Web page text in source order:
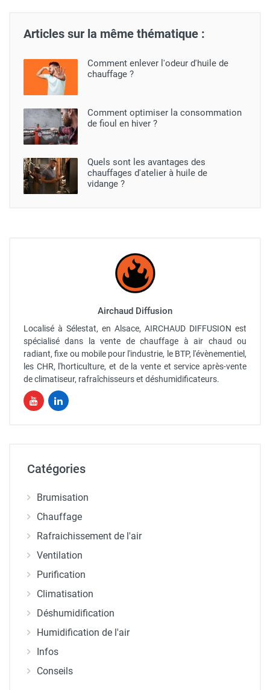
Articles sur la même thématique :
Comment enlever l'odeur d'huile de
chauffage ?
Comment optimiser la consommation
de fioul en hiver ?
Quels sont les avantages des
chauffages d'atelier à huile de
vidange ?
Airchaud Diffusion
Localisé à Sélestat, en Alsace, AIRCHAUD DIFFUSION est
spécialisé dans la vente de chauffage à air chaud ou
radiant, fixe ou mobile pour l'industrie, le BTP, l'évènementiel,
les CHR, l'horticulture, et de la vente et service après-vente
de climatiseur, rafraîchisseurs et déshumidificateurs.
Catégories
Brumisation
Chauffage
Rafraichissement de l'air
Ventilation
Purification
Climatisation
Déshumidification
Humidification de l'air
Infos
Conseils